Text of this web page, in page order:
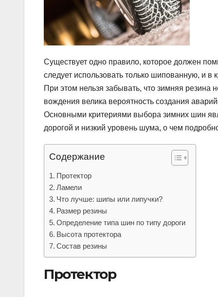
Существует одно правило, которое должен
следует использовать только шипованную, и в
При этом нельзя забывать, что зимняя
вождения велика вероятность создания
Основными критериями выбора зимних шин
дорогой и низкий уровень шума, о чем
Содержание
Протектор
Ламели
Что лучше: шипы или липучки?
Размер резины
Определение типа шин по типу дороги
Высота протектора
Состав резины
Протектор